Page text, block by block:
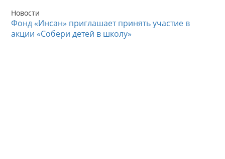
Новости
Фонд «Инсан» приглашает принять участие в
акции «Собери детей в школу»